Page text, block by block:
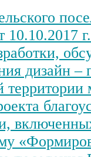
10.10.2017
дизайн –
территории